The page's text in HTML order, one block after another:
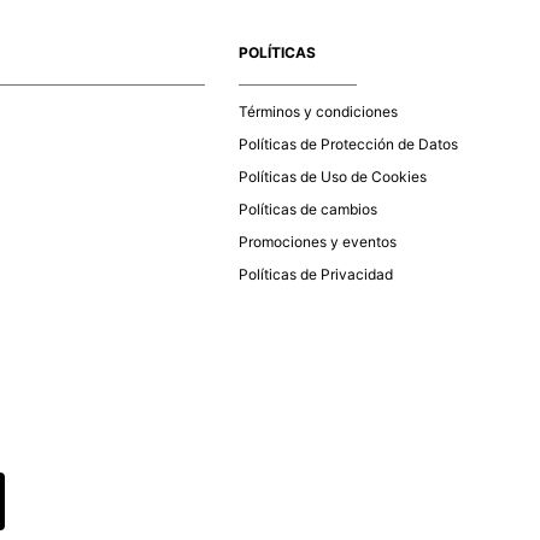
puedes ingresar al menú de “Mi cuenta - Mis Pedidos” en
POLÍTICAS
Términos y condiciones
Políticas de Protección de Datos
Políticas de Uso de Cookies
Políticas de cambios
Promociones y eventos
Políticas de Privacidad